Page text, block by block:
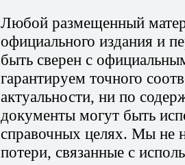
Любой размещенный
официального издания и
быть сверен с
гарантируем точного
актуальности, ни по
документы могут быть
справочных целях. Мы не
потери, связанные с